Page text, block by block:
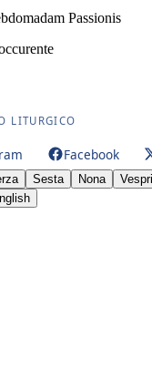
Passionis
LITURGICO
Facebook
Sesta Nona Vespri